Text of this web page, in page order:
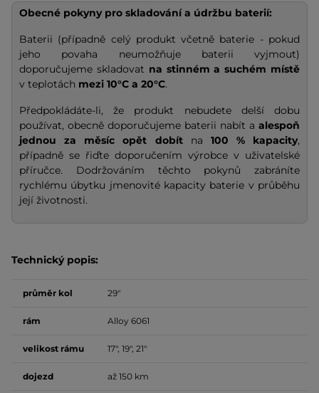
Obecné pokyny pro skladování a údržbu baterií:
Baterii (případně celý produkt včetně baterie - pokud
jeho povaha neumožňuje baterii vyjmout)
doporučujeme skladovat na stinném a suchém místě
v teplotách mezi 10°C a 20°C.
Předpokládáte-li, že produkt nebudete delší dobu
používat, obecně doporučujeme baterii nabít a alespoň
jednou za měsíc opět dobítna 100 % kapacity,
případně se řiďte doporučením výrobce v uživatelské
příručce. Dodržováním těchto pokynů zabráníte
rychlému úbytku jmenovité kapacity baterie v průběhu
její životnosti.
Technický popis:
průměr kol 29"
rám Alloy 6061
velikost rámu 17", 19", 21"
dojezd až 150 km